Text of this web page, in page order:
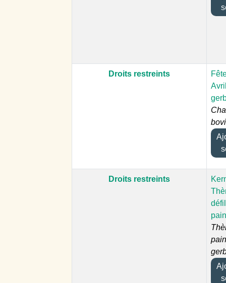
Droits restreints
Droits restreints